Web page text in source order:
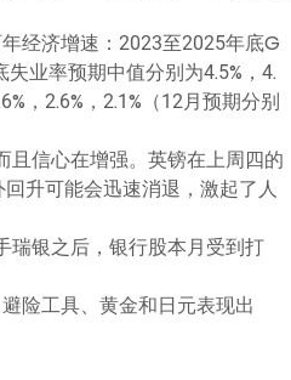
经济增速：2023至2025年底G
失业率预期中值分别为4.5%，4.
，2.6%，2.1%（12月预期分别
且信心在增强。英镑在上周四的
升可能会迅速消退，激起了人
瑞银之后，银行股本月受到打
险工具、黄金和日元表现出